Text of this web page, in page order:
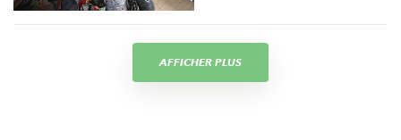
AFFICHER PLUS